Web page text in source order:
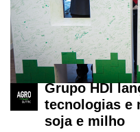
Grupo HDI
tecnologias e
soja e milho